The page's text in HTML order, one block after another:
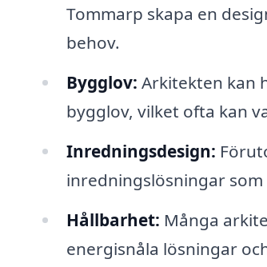
Tommarp skapa en
behov.
Bygglov: Arkitekten kan
bygglov, vilket ofta kan
Inredningsdesign:
inredningslösningar
Hållbarhet: Många
energisnåla lösningar